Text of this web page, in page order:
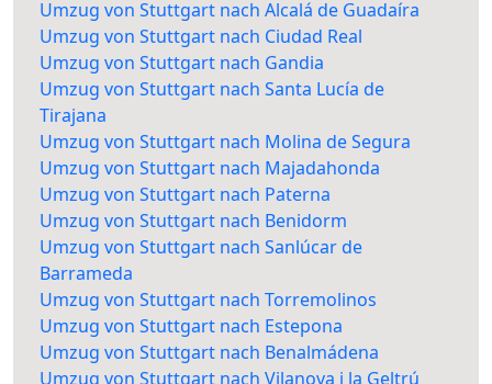
Umzug von Stuttgart nach Alcalá de Guadaíra
Umzug von Stuttgart nach Ciudad Real
Umzug von Stuttgart nach Gandia
Umzug von Stuttgart nach Santa Lucía de
Tirajana
Umzug von Stuttgart nach Molina de Segura
Umzug von Stuttgart nach Majadahonda
Umzug von Stuttgart nach Paterna
Umzug von Stuttgart nach Benidorm
Umzug von Stuttgart nach Sanlúcar de
Barrameda
Umzug von Stuttgart nach Torremolinos
Umzug von Stuttgart nach Estepona
Umzug von Stuttgart nach Benalmádena
Umzug von Stuttgart nach Vilanova i la Geltrú